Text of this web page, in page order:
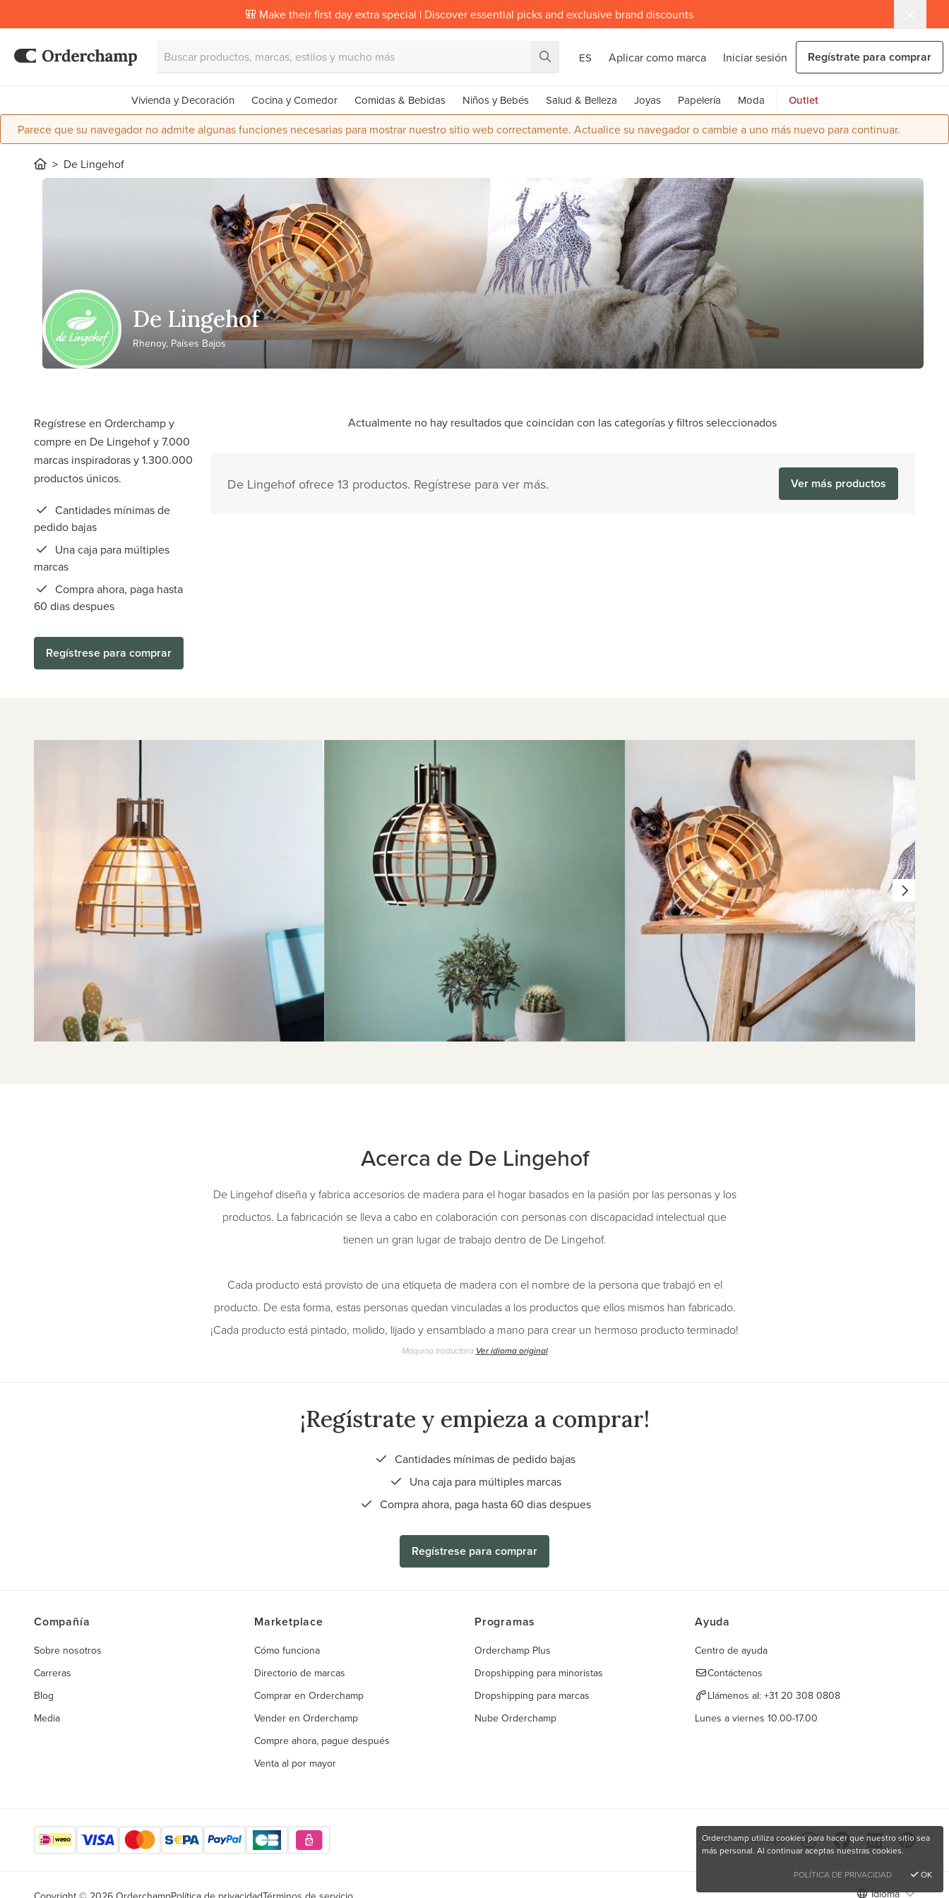
🎒 Make their first day extra special | Discover essential picks and exclusive brand discounts
ES Aplicar como marca Iniciar sesión Regístrate para comprar
Vivienda y Decoración Cocina y Comedor Comidas & Bebidas Niños y Bebés Salud & Belleza Joyas Papelería Moda Outlet
Parece que su navegador no admite algunas funciones necesarias para mostrar nuestro sitio web correctamente. Actualice su navegador o cambie a uno más nuevo para continuar.
De Lingehof
De Lingehof
Rhenoy, Países Bajos
Regístrese en Orderchamp y
compre en De Lingehof y 7.000
marcas inspiradoras y 1.300.000
productos únicos.
Cantidades mínimas de
pedido bajas
Una caja para múltiples
marcas
Compra ahora, paga hasta
60 dias despues
Regístrese para comprar
Actualmente no hay resultados que coincidan con las categorías y filtros seleccionados
De Lingehof ofrece 13 productos. Regístrese para ver más. Ver más productos
Acerca de De Lingehof
De Lingehof diseña y fabrica accesorios de madera para el hogar basados en la pasión por las personas y los
productos. La fabricación se lleva a cabo en colaboración con personas con discapacidad intelectual que
tienen un gran lugar de trabajo dentro de De Lingehof.
Cada producto está provisto de una etiqueta de madera con el nombre de la persona que trabajó en el
producto. De esta forma, estas personas quedan vinculadas a los productos que ellos mismos han fabricado.
¡Cada producto está pintado, molido, lijado y ensamblado a mano para crear un hermoso producto terminado!
Máquina traductora Ver idioma original
¡Regístrate y empieza a comprar!
Cantidades mínimas de pedido bajas
Una caja para múltiples marcas
Compra ahora, paga hasta 60 dias despues
Regístrese para comprar
Compañía
Sobre nosotros
Carreras
Blog
Media
Marketplace
Cómo funciona
Directorio de marcas
Comprar en Orderchamp
Vender en Orderchamp
Compre ahora, pague después
Venta al por mayor
Programas
Orderchamp Plus
Dropshipping para minoristas
Dropshipping para marcas
Nube Orderchamp
Ayuda
Centro de ayuda
Contáctenos
Llámenos al: +31 20 308 0808
Lunes a viernes 10.00-17.00
Encuéntranos aquí
Idioma
Orderchamp utiliza cookies para hacer que nuestro sitio sea
más personal. Al continuar aceptas nuestras cookies.
POLÍTICA DE PRIVACIDAD
OK